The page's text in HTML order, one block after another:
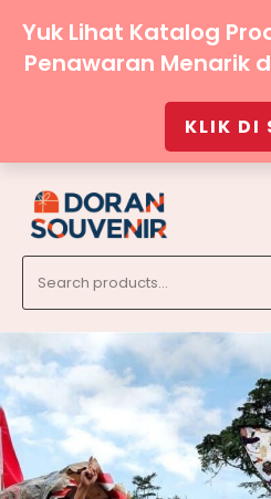
for:
Yuk Lihat Katalog
Penawaran Menarik di
KLIK DI